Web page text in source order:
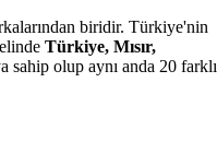
biridir. Türkiye'nin
Türkiye, Mısır,
sahip olup aynı anda 20 farklı